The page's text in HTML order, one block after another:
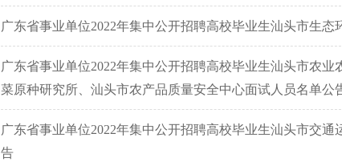
广东省事业单位2022年集中公开招聘高校毕业生汕头市生
广东省事业单位2022年集中公开招聘高校毕业生汕头市农
菜原种研究所、汕头市农产品质量安全中心面试人员名单公
广东省事业单位2022年集中公开招聘高校毕业生汕头市交
告